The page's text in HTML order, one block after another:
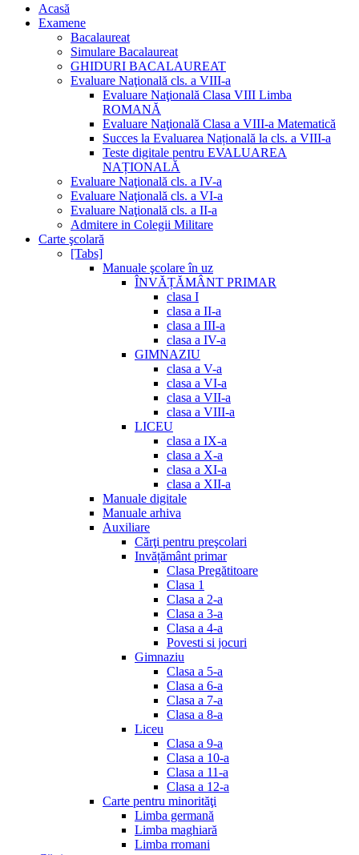
Acasă
Examene
Bacalaureat
Simulare Bacalaureat
GHIDURI BACALAUREAT
Evaluare Naţională cls. a VIII-a
Evaluare Naţională Clasa VIII Limba
ROMANĂ
Evaluare Naţională Clasa a VIII-a Matematică
Succes la Evaluarea Națională la cls. a VIII-a
Teste digitale pentru EVALUAREA
NAȚIONALĂ
Evaluare Naţională cls. a IV-a
Evaluare Naţională cls. a VI-a
Evaluare Naţională cls. a II-a
Admitere in Colegii Militare
Carte şcolară
[Tabs]
Manuale şcolare în uz
ÎNVĂȚĂMÂNT PRIMAR
clasa I
clasa a II-a
clasa a III-a
clasa a IV-a
GIMNAZIU
clasa a V-a
clasa a VI-a
clasa a VII-a
clasa a VIII-a
LICEU
clasa a IX-a
clasa a X-a
clasa a XI-a
clasa a XII-a
Manuale digitale
Manuale arhiva
Auxiliare
Cărţi pentru preşcolari
Invățământ primar
Clasa Pregătitoare
Clasa 1
Clasa a 2-a
Clasa a 3-a
Clasa a 4-a
Povesti si jocuri
Gimnaziu
Clasa a 5-a
Clasa a 6-a
Clasa a 7-a
Clasa a 8-a
Liceu
Clasa a 9-a
Clasa a 10-a
Clasa a 11-a
Clasa a 12-a
Carte pentru minorităţi
Limba germană
Limba maghiară
Limba rromani